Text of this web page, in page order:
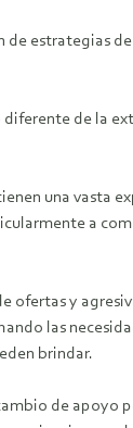
estrategias
de la
una vasta
a
ofertas y
las
brindar.
de apoyo